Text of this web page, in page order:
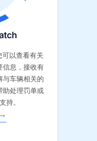
以查看有关
信息，接收有
与车辆相关的
助处理罚单或
持。